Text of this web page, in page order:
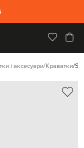
і аксесуари Краватки